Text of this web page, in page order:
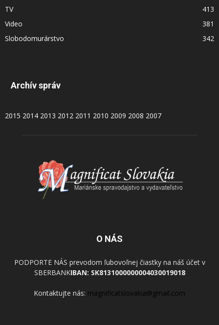
TV
413
Video
381
Slobodomurárstvo
342
Archív správ
2015 2014 2013 2012 2011 2010 2009 2008 2007
O NÁS
PODPORTE NÁS prevodom ľubovoľnej čiastky na náš účet v
SBERBANKIBAN: SK8131000000004030019018
Kontaktujte nás: magnificatslovakia@gmail.com